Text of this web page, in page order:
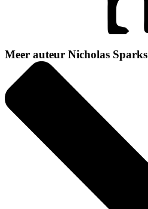
Meer auteur Nicholas Sparks